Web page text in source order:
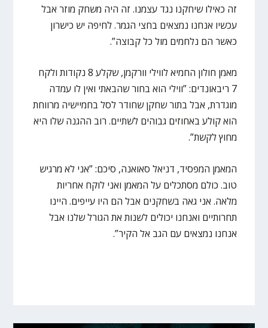
זה כאילו שיחקנו נגד עצמנו. זה היה משחק מוזר אבל
עכשיו אנחנו נמצאים בחצי הגמר. לחיפה יש כישרון
כאשר הם נלחמים מול כל קבוצה”.
מאמן חולון החמיא לווילי וורקמן, שקלע 8 נקודות ולקח
7 ריבאונדים: ”ווילי הוא בחור שהבאתי ואין לו עמדה
מוגדרת, אבל בתור שחקן שחודר לסל בחמיישיה מרווחת
הוא קולע באחוזים גבוהים לשתיים. רוב ההגנה שלו היא
מחוץ לקשת”.
המאמן המפסיד, דניאל סאואנה, סיכם: ”אני לא מרגיש
טוב. כולם מסתכלים על המאמן ואני לוקח אחריות
מלאה. אני גאה בשחקנים אבל הם היו עייפים. היינו
תחרותיים ואנחנו יכולים לשנות את הגורל שלנו אבל
אנחנו נמצאים עם הגב אל הקיר”.